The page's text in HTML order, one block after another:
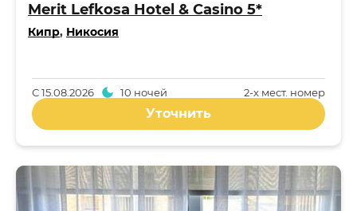
Merit Lefkosa Hotel & Casino 5*
Кипр, Никосия
2-x мест. номер
С15.08.2026 10 ночей
Уточнить